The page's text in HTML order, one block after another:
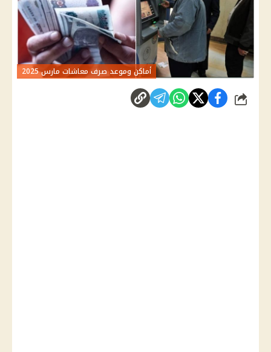
أماكن وموعد صرف معاشات مارس 2025
شارك